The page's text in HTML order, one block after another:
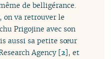
de belligérance.
on va retrouver le
Prigojine avec son
aussi sa petite sœur
Agency [2], et